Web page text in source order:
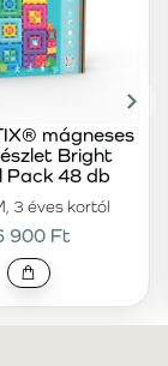
3 éves kortól
mágneses
Bright
Pack 48 db
900 Ft